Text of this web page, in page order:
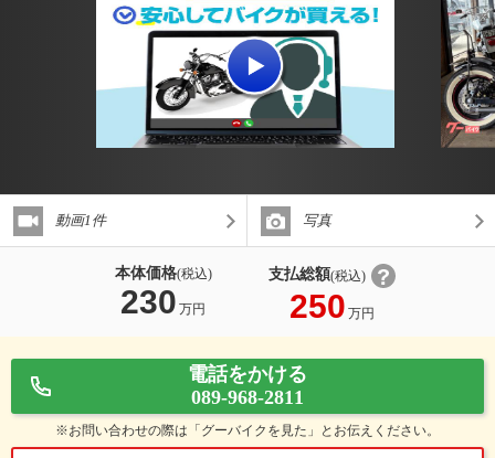
動画1件 写真
本体価格(税込)
230 万円
支払総額(税込)
250 万円
電話をかける
089-968-2811
※お問い合わせの際は「グーバイクを見た」とお伝えください。